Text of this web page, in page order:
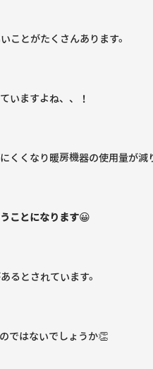
ことがたくさんあります。
いますよね、、！
くくなり暖房機器の使用量が減
ことになります😀
るとされています。
ではないでしょうか👏